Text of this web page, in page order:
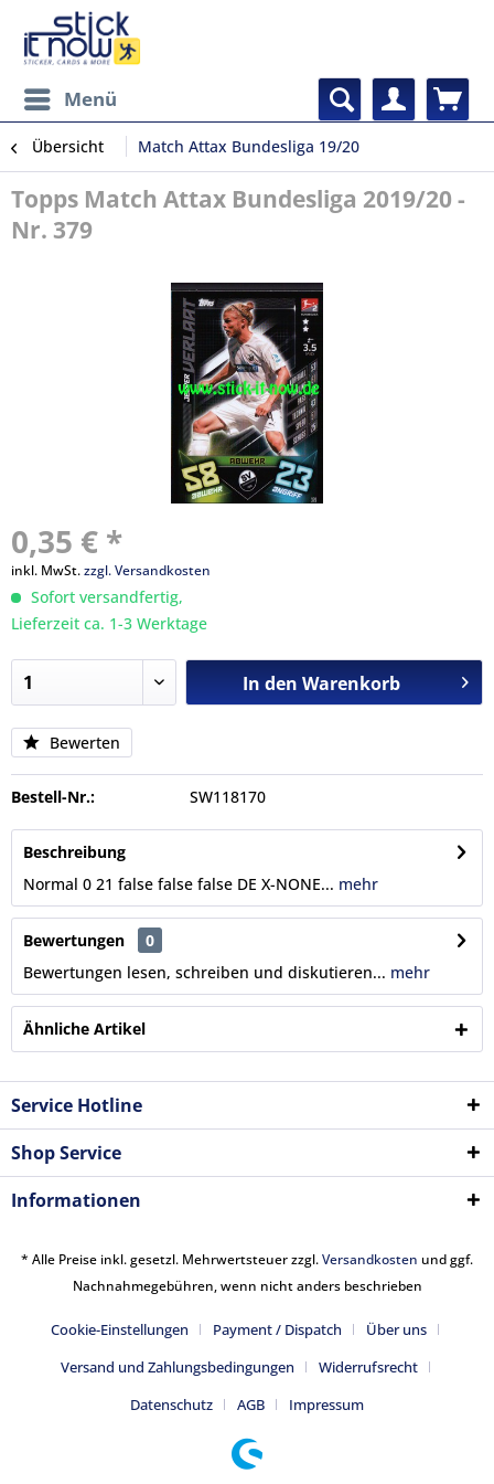
Menü
Übersicht Match Attax Bundesliga 19/20
Topps Match Attax Bundesliga 2019/20 -
Nr. 379
0,35 € *
inkl. MwSt.zzgl. Versandkosten
Sofort versandfertig,
Lieferzeit ca. 1-3 Werktage
In den Warenkorb
Bewerten
Bestell-Nr.: SW118170
Beschreibung
Normal 0 21 false false false DE X-NONE... mehr
Bewertungen
0
Bewertungen lesen, schreiben und diskutieren... mehr
Ähnliche Artikel
Service Hotline
Shop Service
Informationen
* Alle Preise inkl. gesetzl. Mehrwertsteuer zzgl.Versandkosten und ggf.
Nachnahmegebühren, wenn nicht anders beschrieben
Cookie-Einstellungen Payment / Dispatch
Über uns
Versand und Zahlungsbedingungen
Widerrufsrecht
Datenschutz
AGB Impressum